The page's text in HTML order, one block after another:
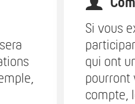
Si vous
qui ont
pourront
compte,